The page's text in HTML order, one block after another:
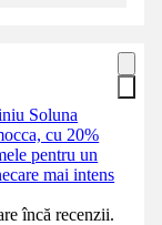
Soluna
cu 20%
pentru un
mai intens
încă recenzii.